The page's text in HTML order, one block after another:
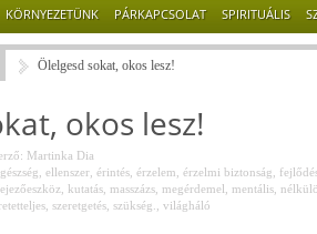
KÖRNYEZETÜNK PÁRKAPCSOLAT SPIRITUÁLIS
Ölelgesd sokat, okos lesz!
okos lesz!
Martinka Dia
ellenszer érintés érzelem érzelmi biztonság
kutatás masszázs megérdemel mentális
szeretgetés szükség. világháló